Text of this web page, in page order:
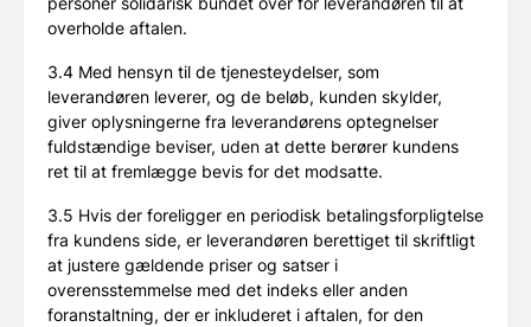
overholde aftalen.
3.4 Med hensyn til de tjenesteydelser, som
leverandøren leverer, og de beløb, kunden skylder,
giver oplysningerne fra leverandørens optegnelser
fuldstændige beviser, uden at dette berører kundens
ret til at fremlægge bevis for det modsatte.
3.5 Hvis der foreligger en periodisk betalingsforpligtelse
fra kundens side, er leverandøren berettiget til skriftligt
at justere gældende priser og satser i
overensstemmelse med det indeks eller anden
foranstaltning, der er inkluderet i aftalen, for den